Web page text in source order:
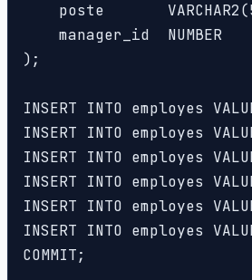
poste
    manager_id  NUMBER
);
INSERT INTO
INSERT INTO employes
INSERT INTO employes
INSERT INTO employes
INSERT INTO employes
INSERT INTO employes
COMMIT;